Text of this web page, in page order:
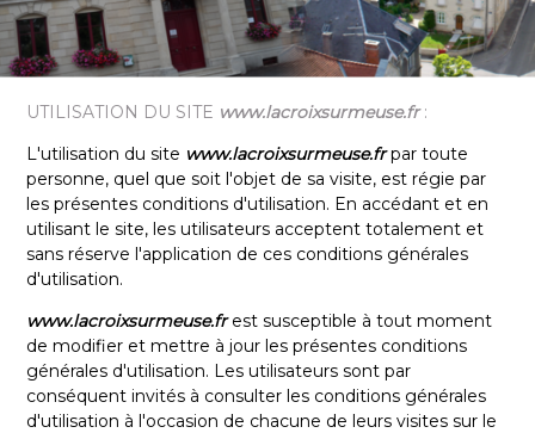
UTILISATION DU SITE www.lacroixsurmeuse.fr:
L'utilisation du site www.lacroixsurmeuse.frpar toute
personne, quel que soit l'objet de sa visite, est régie par
les présentes conditions d'utilisation. En accédant et en
utilisant le site, les utilisateurs acceptent totalement et
sans réserve l'application de ces conditions générales
d'utilisation.
www.lacroixsurmeuse.frest susceptible à tout moment
de modifier et mettre à jour les présentes conditions
générales d'utilisation. Les utilisateurs sont par
conséquent invités à consulter les conditions générales
d'utilisation à l'occasion de chacune de leurs visites sur le